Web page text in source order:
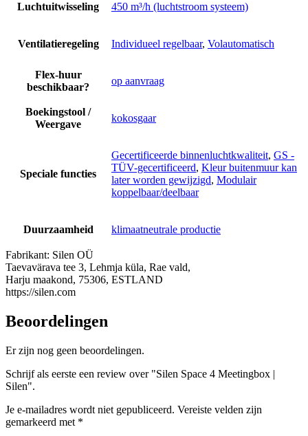
Luchtuitwisseling 450 m³/h (luchtstroom systeem)
Ventilatieregeling Individueel regelbaar, Volautomatisch
Flex-huur
beschikbaar?
op aanvraag
Boekingstool /
Weergave
kokosgaar
Speciale functies
Gecertificeerde binnenluchtkwaliteit, GS -
TÜV-gecertificeerd, Kleur buitenmuur kan
later worden gewijzigd, Modulair
koppelbaar/deelbaar
Duurzaamheid klimaatneutrale productie
Fabrikant: Silen OÜ
Taevavärava tee 3, Lehmja küla, Rae vald,
Harju maakond, 75306, ESTLAND
https://silen.com
Beoordelingen
Er zijn nog geen beoordelingen.
Schrijf als eerste een review over "Silen Space 4 Meetingbox |
Silen".
Je e-mailadres wordt niet gepubliceerd. Vereiste velden zijn
gemarkeerd met *